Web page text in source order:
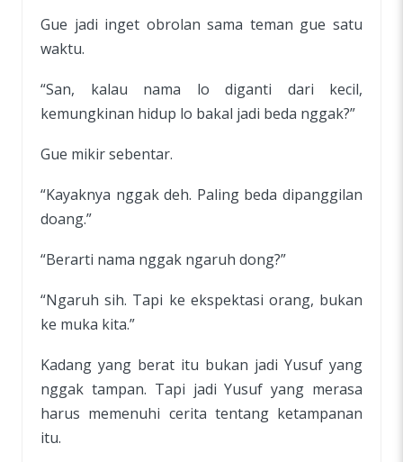
Gue jadi inget obrolan sama teman gue satu
waktu.
“San, kalau nama lo diganti dari kecil,
kemungkinan hidup lo bakal jadi beda nggak?”
Gue mikir sebentar.
“Kayaknya nggak deh. Paling beda dipanggilan
doang.”
“Berarti nama nggak ngaruh dong?”
“Ngaruh sih. Tapi ke ekspektasi orang, bukan
ke muka kita.”
Kadang yang berat itu bukan jadi Yusuf yang
nggak tampan. Tapi jadi Yusuf yang merasa
harus memenuhi cerita tentang ketampanan
itu.